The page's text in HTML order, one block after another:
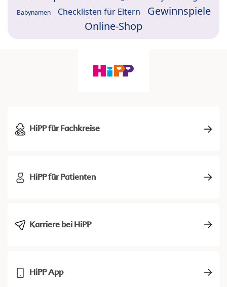
Babynamen Checklisten für Eltern
Gewinnspiele
Online-Shop
HiPP für Fachkreise
HiPP für Patienten
Karriere bei HiPP
HiPP App